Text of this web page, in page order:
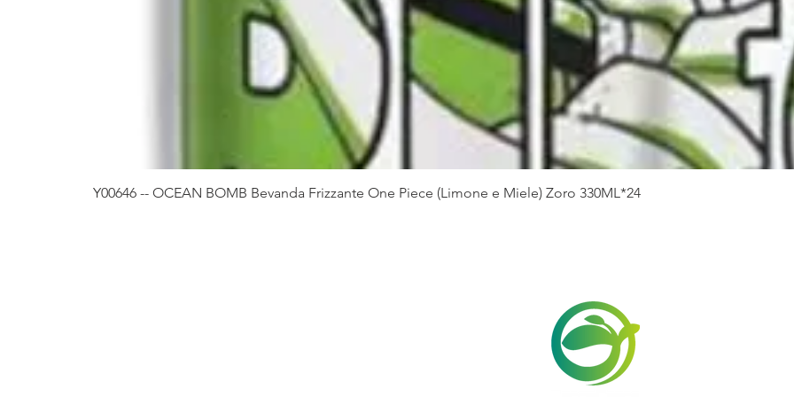
Vista rapida
Y00646 -- OCEAN BOMB Bevanda Frizzante One Piece (Limone e Miele) Zoro 330ML*24